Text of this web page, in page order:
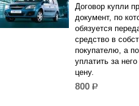
Договор купли
документ, по
обязуется
средство в
покупателю, а
уплатить за
цену.
800 р.